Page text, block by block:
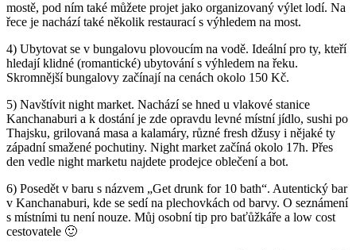
mostě, pod ním také můžete projet jako organizovaný výlet lodí. Na
řece je nachází také několik restaurací s výhledem na most.
4) Ubytovat se v bungalovu plovoucím na vodě. Ideální pro ty, kteří
hledají klidné (romantické) ubytování s výhledem na řeku.
Skromnější bungalovy začínají na cenách okolo 150 Kč.
5) Navštívit night market. Nachází se hned u vlakové stanice
Kanchanaburi a k dostání je zde opravdu levné místní jídlo, sushi po
Thajsku, grilovaná masa a kalamáry, různé fresh džusy i nějaké ty
západní smažené pochutiny. Night market začíná okolo 17h. Přes
den vedle night marketu najdete prodejce oblečení a bot.
6) Posedět v baru s názvem „Get drunk for 10 bath“. Autentický bar
v Kanchanaburi, kde se sedí na plechovkách od barvy. O seznámení
s místními tu není nouze. Můj osobní tip pro baťůžkáře a low cost
cestovatele 🙂